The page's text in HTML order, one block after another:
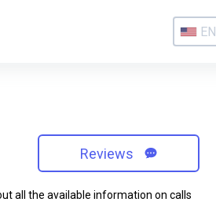
EN
Reviews
all the available information on calls